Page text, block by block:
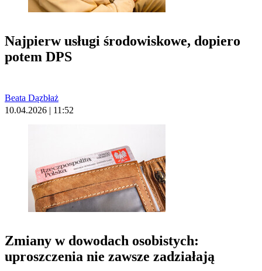
Najpierw usługi środowiskowe, dopiero
potem DPS
Beata Dązbłaż
10.04.2026 | 11:52
Zmiany w dowodach osobistych:
uproszczenia nie zawsze zadziałają